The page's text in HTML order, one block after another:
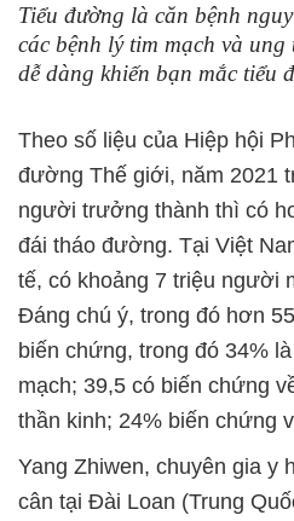
Tiểu đường là căn bệnh
các bệnh lý tim mạch và
dễ dàng khiến bạn mắc tiểu
Theo số liệu của Hiệp hội
đường Thế giới, năm 2021
người trưởng thành thì có
đái tháo đường. Tại Việt
tế, có khoảng 7 triệu người
Đáng chú ý, trong đó hơn
biến chứng, trong đó 34%
mạch; 39,5 có biến chứng
thần kinh; 24% biến chứng
Yang Zhiwen, chuyên gia y
cân tại Đài Loan (Trung